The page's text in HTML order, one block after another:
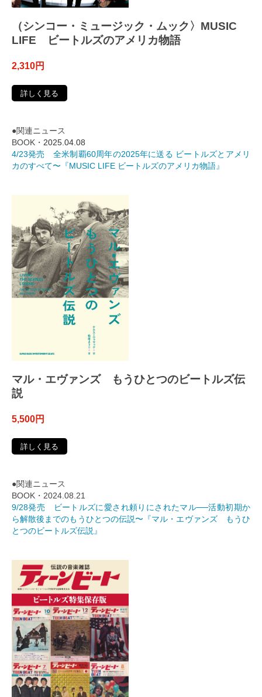
（シンコー・ミュージック・ムック〉MUSIC
LIFE ビートルズのアメリカ物語
2,310円
詳しく見る
●関連ニュース
BOOK・ 2025.04.08
4/23発売 全米制覇60周年の2025年に送る ビートルズとアメリ
カのすべて〜『MUSIC LIFE ビートルズのアメリカ物語』
マル・エヴァンズ もうひとつのビートルズ伝
説
5,500円
詳しく見る
●関連ニュース
BOOK・2024.08.21
9/28発売 ビートルズに愛され頼りにされたマル──活動初期か
ら解散後までのもうひとつの伝説〜『マル・エヴァンズ もうひ
とつのビートルズ伝説』